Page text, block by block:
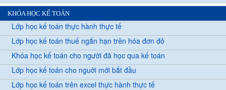
KHÓA HỌC KẾ TOÁN
Lớp học kế toán thực hành thực tế
Lớp học kế toán thuế ngắn hạn trên hóa đơn đỏ
Khóa học kế toán cho người đã học qua kế toán
Lớp học kế toán cho nguời mới bắt đầu
Lớp học kế toán trên excel thực hành thực tế